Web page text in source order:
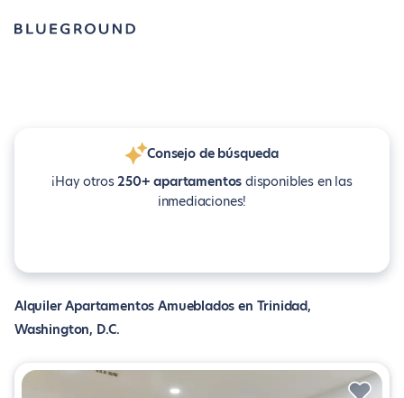
Consejo de búsqueda
¡Hay otros250+ apartamentos disponibles en las
inmediaciones!
Alquiler Apartamentos Amueblados en Trinidad,
Washington, D.C.